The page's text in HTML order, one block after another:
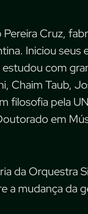
Cruz,
Iniciou seus
com
Chaim Taub,
filosofia pela
em
da Orquestra
a mudança da